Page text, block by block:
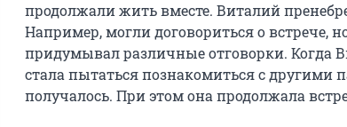
продолжали жить вместе. Виталий
Например, могли договориться о встрече,
придумывал различные отговорки. Когда
стала пытаться познакомиться с другими
получалось. При этом она продолжала